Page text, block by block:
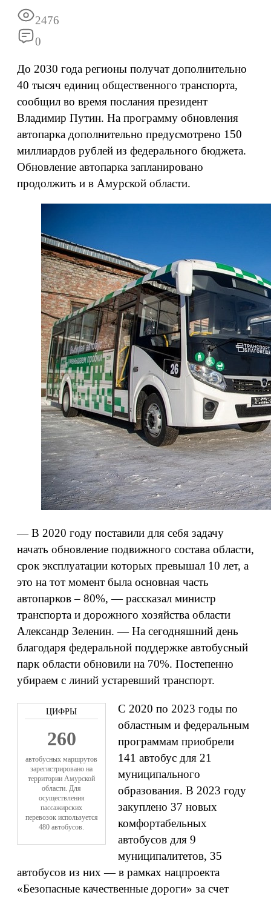
2476
0
До 2030 года регионы получат дополнительно
40 тысяч единиц общественного транспорта,
сообщил во время послания президент
Владимир Путин. На программу обновления
автопарка дополнительно предусмотрено 150
миллиардов рублей из федерального бюджета.
Обновление автопарка запланировано
продолжить и в Амурской области.
— В 2020 году поставили для себя задачу
начать обновление подвижного состава области,
срок эксплуатации которых превышал 10 лет, а
это на тот момент была основная часть
автопарков – 80%, — рассказал министр
транспорта и дорожного хозяйства области
Александр Зеленин. — На сегодняшний день
благодаря федеральной поддержке автобусный
парк области обновили на 70%. Постепенно
убираем с линий устаревший транспорт.
260
автобусных маршрутов
зарегистрировано на
территории Амурской
области. Для
осуществления
пассажирских
перевозок используется
480 автобусов.
С 2020 по 2023 годы по
областным и федеральным
программам приобрели
141 автобус для 21
муниципального
образования. В 2023 году
закуплено 37 новых
комфортабельных
автобусов для 9
муниципалитетов, 35
автобусов из них — в рамках нацпроекта
«Безопасные качественные дороги» за счет